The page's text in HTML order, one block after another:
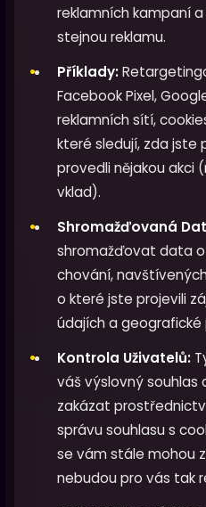
reklamních kampaní
stejnou reklamu.
Příklady:
Facebook Pixel,
reklamních sítí,
které sledují, zda jste
provedli nějakou akci
vklad).
Shromažďovaná
shromažďovat data
chování,
o které jste projevili
údajích a geografické
Kontrola Uživatelů:
váš výslovný souhlas
zakázat
správu souhlasu s
se vám stále mohou
nebudou pro vás tak